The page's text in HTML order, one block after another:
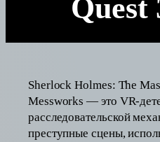
Quest
Sherlock Holmes: The
Messworks — это VR-
расследовательской
преступные сцены,